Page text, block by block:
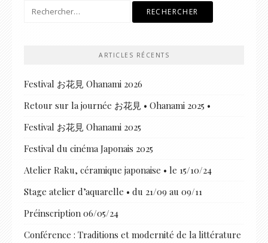
Rechercher :
ARTICLES RÉCENTS
Festival お花見 Ohanami 2026
Retour sur la journée お花見 • Ohanami 2025 •
Festival お花見 Ohanami 2025
Festival du cinéma Japonais 2025
Atelier Raku, céramique japonaise • le 15/10/24
Stage atelier d’aquarelle • du 21/09 au 09/11
Préinscription 06/05/24
Conférence : Traditions et modernité de la littérature